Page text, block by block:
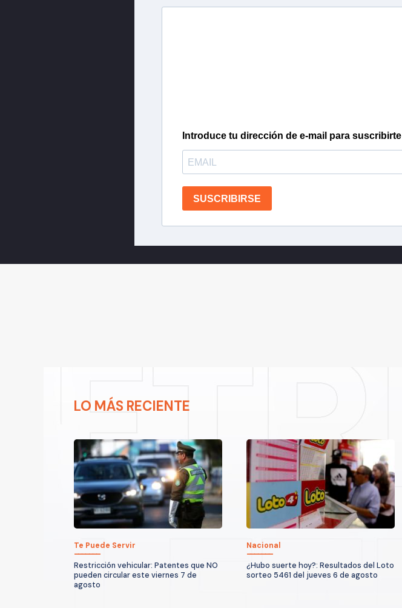
Introduce tu dirección de e-mail para suscribirte
SUSCRIBIRSE
LO MÁS RECIENTE
Te Puede Servir
Restricción vehicular: Patentes que NO
pueden circular este viernes 7 de
agosto
Nacional
¿Hubo suerte hoy?: Resultados del Loto
sorteo 5461 del jueves 6 de agosto